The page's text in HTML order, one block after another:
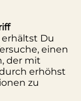
erhältst Du
einen
der mit
erhöhst
zu